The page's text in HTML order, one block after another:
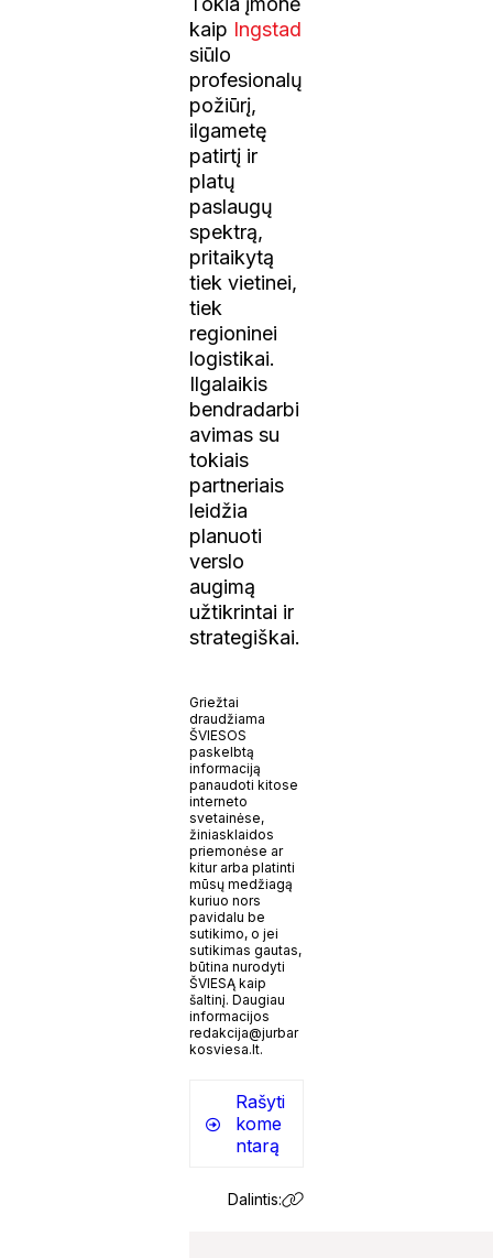
kaip Ingstad
siūlo
profesionalų
požiūrį,
ilgametę
patirtį ir
platų
paslaugų
spektrą,
pritaikytą
tiek vietinei,
tiek
regioninei
logistikai.
Ilgalaikis
bendradarbi
avimas su
tokiais
partneriais
leidžia
planuoti
verslo
augimą
užtikrintai ir
strategiškai.
Griežtai
draudžiama
ŠVIESOS
paskelbtą
informaciją
panaudoti kitose
interneto
svetainėse,
žiniasklaidos
priemonėse ar
kitur arba platinti
mūsų medžiagą
kuriuo nors
pavidalu be
sutikimo, o jei
sutikimas gautas,
būtina nurodyti
ŠVIESĄ kaip
šaltinį. Daugiau
informacijos
redakcija@jurbar
kosviesa.lt.
Rašyti
kome
ntarą
Dalintis: